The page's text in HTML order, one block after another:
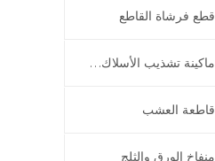
قطع فرشاة القاطع
ماكينة تشذيب الأسلاك اللاسلكية
قاطعة العشب
منفاخ الورق والثلج